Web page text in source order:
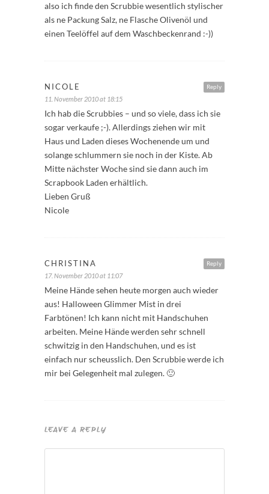
also ich finde den Scrubbie wesentlich stylischer
als ne Packung Salz, ne Flasche Olivenöl und
einen Teelöffel auf dem Waschbeckenrand :-))
Reply
NICOLE
11. November 2010 at 18:15
Ich hab die Scrubbies – und so viele, dass ich sie
sogar verkaufe ;-). Allerdings ziehen wir mit
Haus und Laden dieses Wochenende um und
solange schlummern sie noch in der Kiste. Ab
Mitte nächster Woche sind sie dann auch im
Scrapbook Laden erhältlich.
Lieben Gruß
Nicole
Reply
CHRISTINA
17. November 2010 at 11:07
Meine Hände sehen heute morgen auch wieder
aus! Halloween Glimmer Mist in drei
Farbtönen! Ich kann nicht mit Handschuhen
arbeiten. Meine Hände werden sehr schnell
schwitzig in den Handschuhen, und es ist
einfach nur scheusslich. Den Scrubbie werde ich
mir bei Gelegenheit mal zulegen. 🙂
LEAVE A REPLY